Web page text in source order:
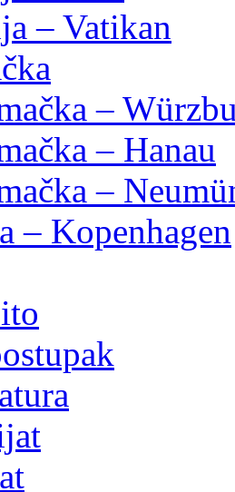
– Vatikan
–
– Hanau
–
– Kopenhagen